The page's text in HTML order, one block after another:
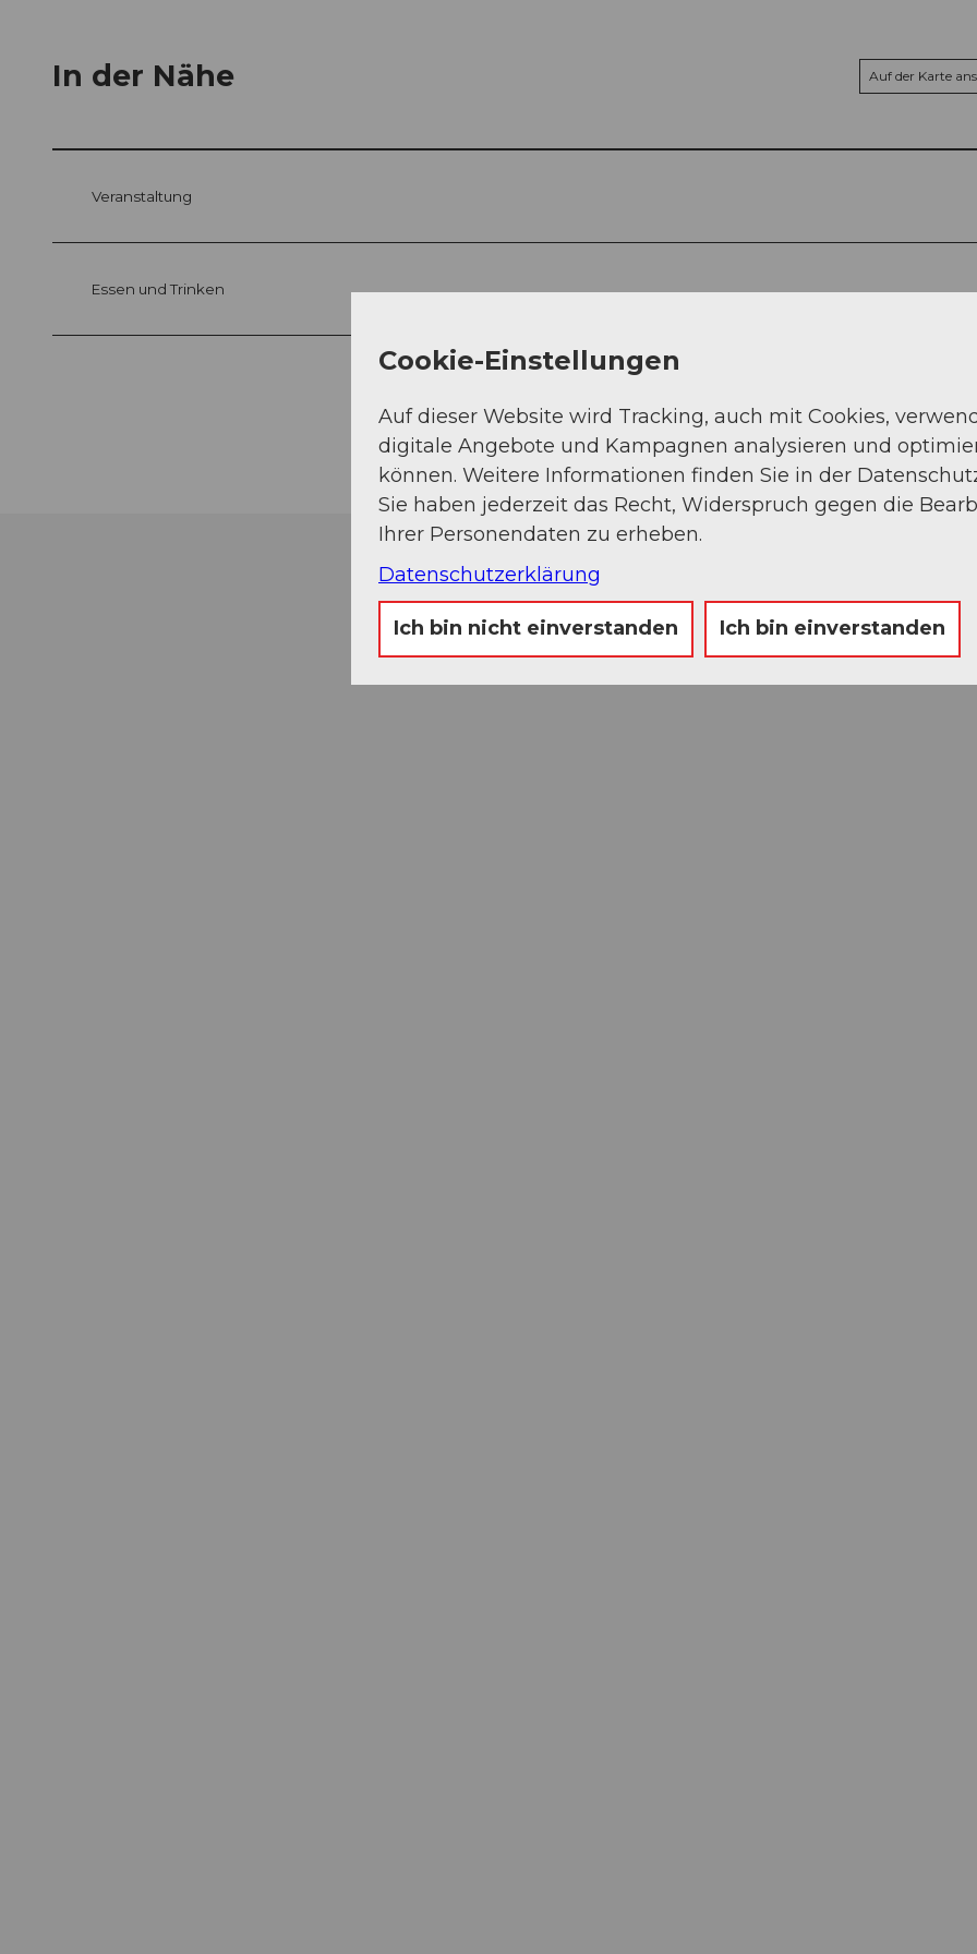
In der Nähe Auf der Karte
Veranstaltung
Essen und Trinken
Cookie-Einstellungen
Auf dieser Website wird Tracking, auch mit Cookies,
digitale Angebote und Kampagnen analysieren und
können. Weitere Informationen finden Sie in der
Sie haben jederzeit das Recht, Widerspruch gegen die
Ihrer Personendaten zu erheben.
Datenschutzerklärung
Ich bin nicht einverstanden Ich bin einverstanden